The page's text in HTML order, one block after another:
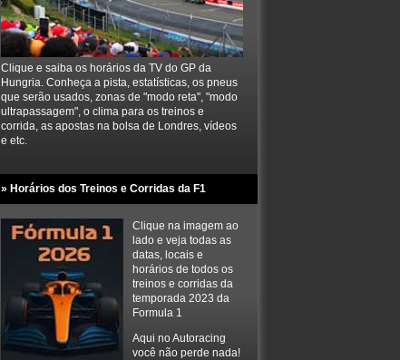
Clique e saiba os horários da TV do GP da
Hungria. Conheça a pista, estatísticas, os pneus
que serão usados, zonas de "modo reta", "modo
ultrapassagem", o clima para os treinos e
corrida, as apostas na bolsa de Londres, vídeos
e etc.
» Horários dos Treinos e Corridas da F1
Clique na imagem ao
lado e veja todas as
datas, locais e
horários de todos os
treinos e corridas da
temporada 2023 da
Formula 1
Aqui no Autoracing
você não perde nada!